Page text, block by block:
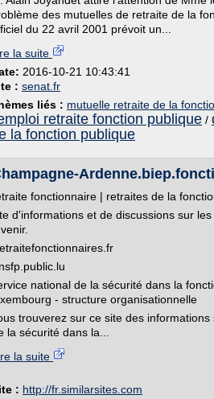
des mutuelles de retraite de la
du 22 avril 2001 prévoit un...
la suite
2016-10-21 10:43:41
: senat.fr
liés : mutuelle retraite de la
retraite fonction publique /
la fonction publique
fonctionnaire | retraites de la
d'informations et de discussions sur
national de la sécurité dans la
- structure organisationnelle
trouverez sur ce site des
la sécurité dans la...
la suite
: http://fr.similarsites.com